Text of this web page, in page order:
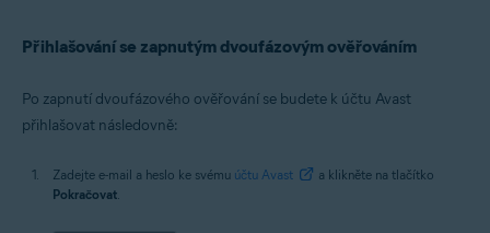
Přihlašování se zapnutým dvoufázovým ověřováním
Po zapnutí dvoufázového ověřování se budete k účtu Avast
přihlašovat následovně:
Zadejte e-mail a heslo ke svému účtu Avast
a klikněte na tlačítko
Pokračovat